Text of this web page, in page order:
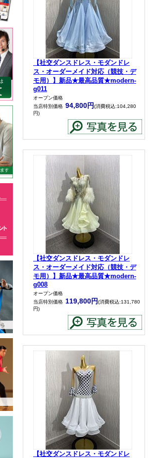
【社交ダンスドレス・モダンドレ
ス・オーダーメイド対応（競技・デ
モ用）】新品★最高品質★modern-
g011
オープン価格
当店特別価格 94,800円(消費税込:104,280
円)
【社交ダンスドレス・モダンドレ
ス・オーダーメイド対応（競技・デ
モ用）】新品★最高品質★modern-
g008
オープン価格
当店特別価格 119,800円(消費税込:131,780
円)
【社交ダンスドレス・モダンドレ